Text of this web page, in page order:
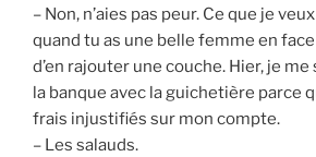
– Non, n’aies pas peur. Ce que je
quand tu as une belle femme en face
d’en rajouter une couche. Hier, je
la banque avec la guichetière parce
frais injustifiés sur mon compte.
– Les salauds.